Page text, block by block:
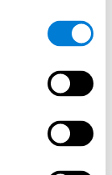
المعرفية؟
بشكل منتظم.
طبيعي ، فإن الدماغ
يجعلنا أقل قدرة